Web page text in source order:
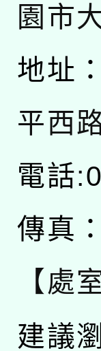
園市
地址：
平西
電話
傳真
【處
建議